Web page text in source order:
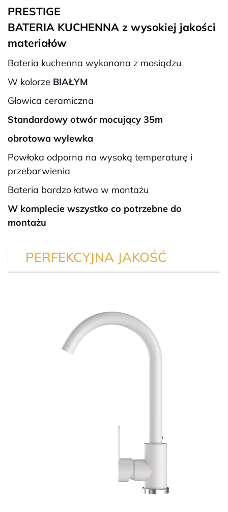
PRESTIGE
BATERIA KUCHENNA z wysokiej jakości
materiałów
Bateria kuchenna wykonana z mosiądzu
W kolorze BIAŁYM
Głowica ceramiczna
Standardowy otwór mocujący 35m
obrotowa wylewka
Powłoka odporna na wysoką temperaturę i
przebarwienia
Bateria bardzo łatwa w montażu
W komplecie wszystko co potrzebne do
montażu
PERFEKCYJNA JAKOŚĆ